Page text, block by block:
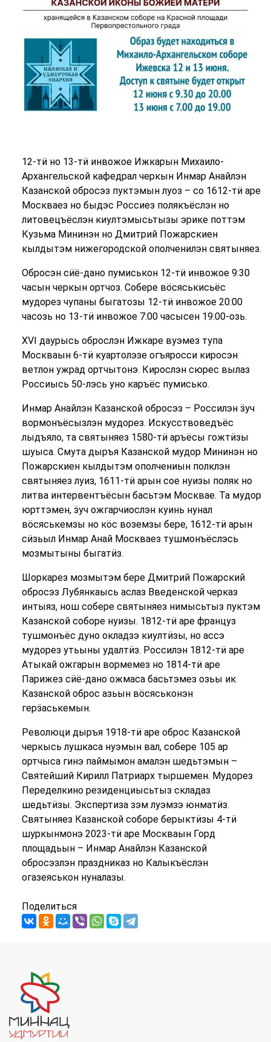
12-тӥ но 13-тӥ инвожое Ижкарын Михаило-
Архангельской кафедрал черкын Инмар Анайлэн
Казанской обросэз пуктэмын луоз – со 1612-тӥ аре
Москваез но быдэс Россиез полякъёслэн но
литовецъёслэн киултэмысьтызы эрике поттэм
Кузьма Мининэн но Дмитрий Пожарскиен
кылдытэм нижегородской ополченилэн святыняез.
Обросэн сӥё-дано пумиськон 12-тӥ инвожое 9:30
часын черкын ортчоз. Собере вӧсяськисьёс
мудорез чупаны быгатозы 12-тӥ инвожое 20:00
часозь но 13-тӥ инвожое 7:00 часысен 19:00-озь.
XVI даурысь оброслэн Ижкаре вуэмез тупа
Москваын 6-тӥ куартолэзе огъяросси киросэн
ветлон ужрад ортчытонэ. Кирослэн сюрес вылаз
Россиысь 50-лэсь уно каръёс пумисько.
Инмар Анайлэн Казанской обросэз – Россилэн ӟуч
вормонъёсызлэн мудорез. Искусствоведъёс
лыдъяло, та святыняез 1580-тӥ аръёсы гожтӥзы
шуыса. Смута дыръя Казанской мудор Мининэн но
Пожарскиен кылдытэм ополчениын полклэн
святыняез луиз, 1611-тӥ арын сое нуизы поляк но
литва интервентъёсын басьтэм Москвае. Та мудор
юрттэмен, ӟуч ожгарчиослэн куинь нунал
вӧсяськемзы но кӧс воземзы бере, 1612-тӥ арын
сӥзьыл Инмар Анай Москваез тушмонъёслэсь
мозмытыны быгатӥз.
Шоркарез мозмытэм бере Дмитрий Пожарский
обросэз Лубянкаысь аслаз Введенской черказ
интыяз, нош собере святыняез нимысьтыз пуктэм
Казанской соборе нуизы. 1812-тӥ аре француз
тушмонъёс дуно окладзэ киултӥзы, но ассэ
мудорез утьыны удалтӥз. Россилэн 1812-тӥ аре
Атыкай ожгарын вормемез но 1814-тӥ аре
Парижез сӥё-дано ожмаса басьтэмез озьы ик
Казанской оброс азьын вӧсяськонэн
герӟаськемын.
Революци дыръя 1918-тӥ аре оброс Казанской
черкысь лушкаса нуэмын вал, собере 105 ар
ортчыса гинэ паймымон амалэн шедьтэмын –
Святейший Кирилл Патриарх тыршемен. Мудорез
Переделкино резиденциысьтыз складаз
шедьтӥзы. Экспертиза зэм луэмзэ юнматӥз.
Святыняез Казанской соборе берыктӥзы 4-тӥ
шуркынмонэ 2023-тӥ аре Москваын Горд
площадьын – Инмар Анайлэн Казанской
обросэзлэн праздниказ но Калыкъёслэн
огазеяськон нуналазы.
Поделиться